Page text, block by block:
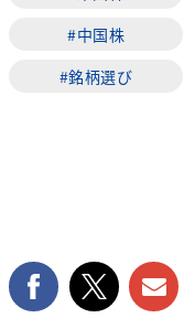
#中国株
#銘柄選び
facebooktwitter